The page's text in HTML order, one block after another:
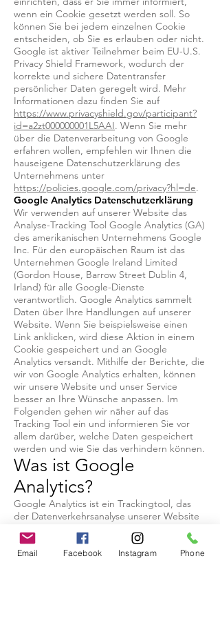
wenn ein Cookie gesetzt werden soll. So
können Sie bei jedem einzelnen Cookie
entscheiden, ob Sie es erlauben oder nicht.
Google ist aktiver Teilnehmer beim EU-U.S.
Privacy Shield Framework, wodurch der
korrekte und sichere Datentransfer
persönlicher Daten geregelt wird. Mehr
Informationen dazu finden Sie auf
https://www.privacyshield.gov/participant?
id=a2zt000000001L5AAI. Wenn Sie mehr
über die Datenverarbeitung von Google
erfahren wollen, empfehlen wir Ihnen die
hauseigene Datenschutzerklärung des
Unternehmens unter
https://policies.google.com/privacy?hl=de.
Google Analytics Datenschutzerklärung
Wir verwenden auf unserer Website das
Analyse-Tracking Tool Google Analytics (GA)
des amerikanischen Unternehmens Google
Inc. Für den europäischen Raum ist das
Unternehmen Google Ireland Limited
(Gordon House, Barrow Street Dublin 4,
Irland) für alle Google-Dienste
verantwortlich. Google Analytics sammelt
Daten über Ihre Handlungen auf unserer
Website. Wenn Sie beispielsweise einen
Link anklicken, wird diese Aktion in einem
Cookie gespeichert und an Google
Analytics versandt. Mithilfe der Berichte, die
wir von Google Analytics erhalten, können
wir unsere Website und unser Service
besser an Ihre Wünsche anpassen. Im
Folgenden gehen wir näher auf das
Tracking Tool ein und informieren Sie vor
allem darüber, welche Daten gespeichert
werden und wie Sie das verhindern können.
Was ist Google
Analytics?
Google Analytics ist ein Trackingtool, das
der Datenverkehrsanalyse unserer Website
wird ein Tracking-Code in den Code
unserer Website eingebaut. Wenn Sie
Email Facebook Instagram Phone